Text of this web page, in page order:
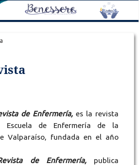
de Enfermería, es la revista
de Enfermería de la
Valparaíso, fundada en el año
de Enfermería, publica